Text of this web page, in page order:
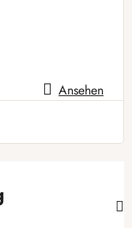
Ansehen